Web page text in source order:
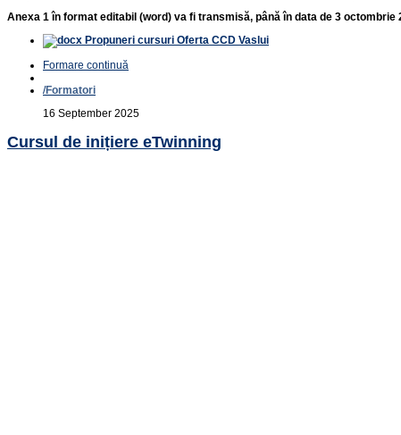
Anexa 1 în format editabil (word) va fi transmisă, până în data de 3 octombrie
Propuneri cursuri Oferta CCD Vaslui
Formare continuă
/Formatori
16 September 2025
Cursul de inițiere eTwinning